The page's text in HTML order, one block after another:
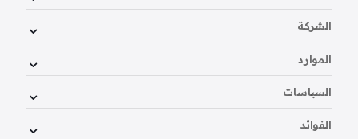
الشركة
الموارد
السياسات
الفوائد